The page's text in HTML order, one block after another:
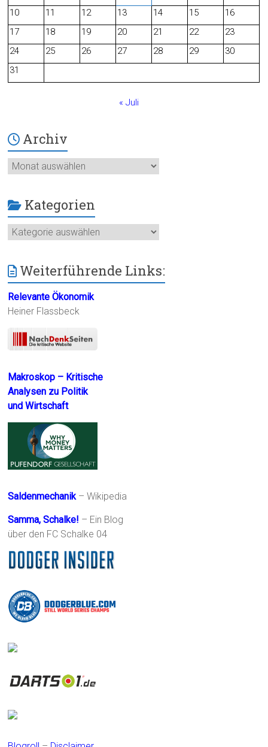
o
10
11 12 13 14 15
16
17
18 19 20 21 22
23
24
25 26 27 28 29
30
31
« Juli
Archiv
Archiv
Kategorien
Kategorien
Weiterführende Links:
Relevante Ökonomik
Heiner Flassbeck
Makroskop – Kritische
Analysen zu Politik
und Wirtschaft
Saldenmechanik– Wikipedia
Samma, Schalke! – Ein Blog
über den FC Schalke 04